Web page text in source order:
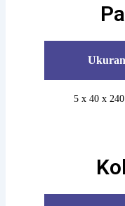
Ukuran
5 x 40 x